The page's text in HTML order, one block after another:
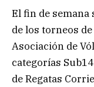
El fin de
de los torneos
Asociación de
categorías
de Regatas